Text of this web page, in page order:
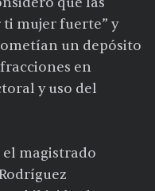
ti mujer fuerte” y
un depósito
en
y uso del
magistrado